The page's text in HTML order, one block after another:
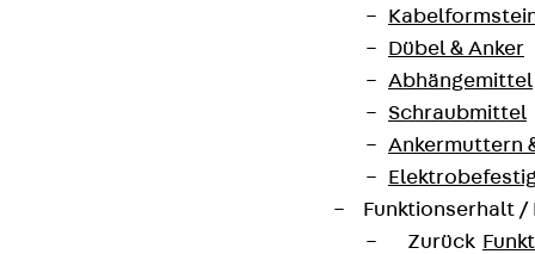
Dübel & Anker
Abhängemittel
Schraubmittel
Ankermuttern
Funktionserhalt
Zurück